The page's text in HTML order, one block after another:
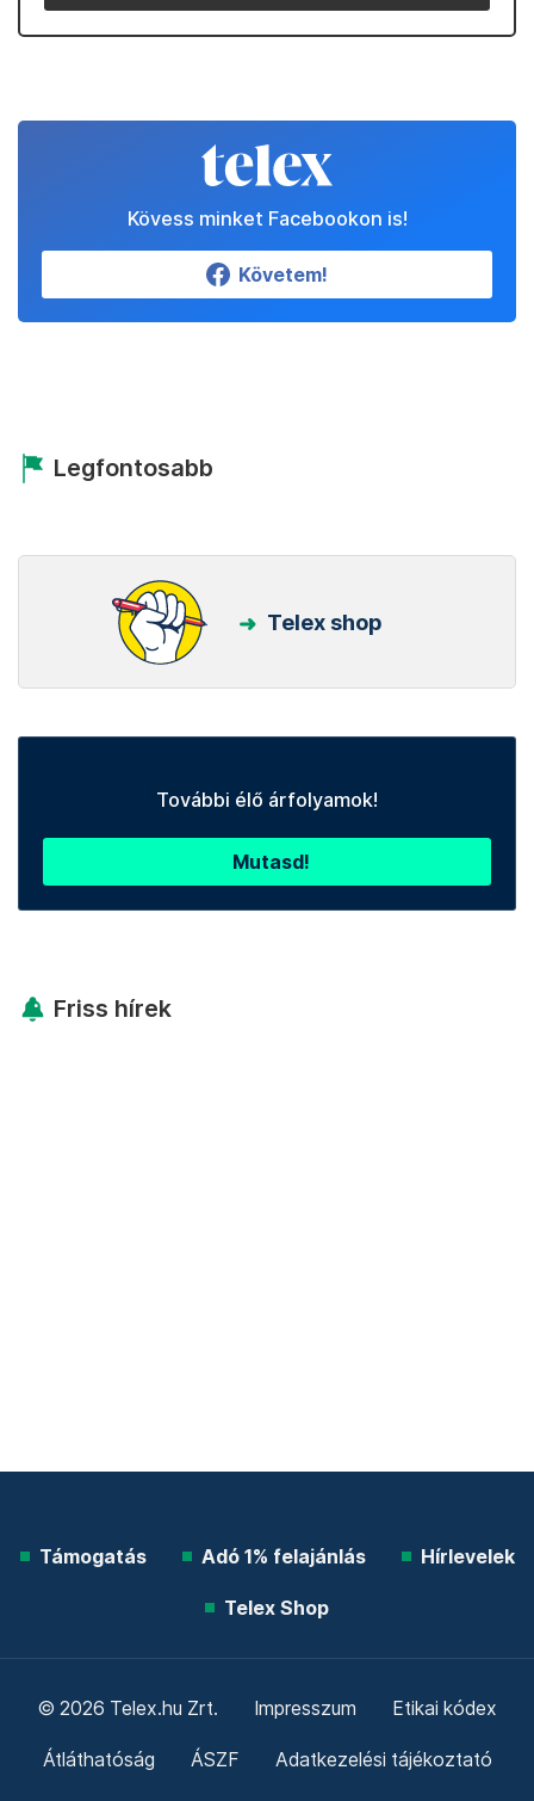
Kövess minket Facebookon is!
Követem!
Legfontosabb
Telex shop
További élő árfolyamok!
Mutasd!
Friss hírek
Támogatás Adó 1% felajánlás Hírlevelek
Telex Shop
© 2026 Telex.hu Zrt. Impresszum Etikai kódex
Átláthatóság ÁSZF Adatkezelési tájékoztató